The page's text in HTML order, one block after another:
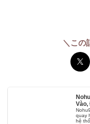
＼この
Vào,
quay
hệ